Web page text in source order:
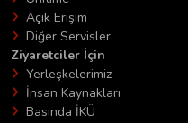
Açık Erişim
Diğer Servisler
Ziyaretciler İçin
Yerleşkelerimiz
İnsan Kaynakları
Basında İKÜ